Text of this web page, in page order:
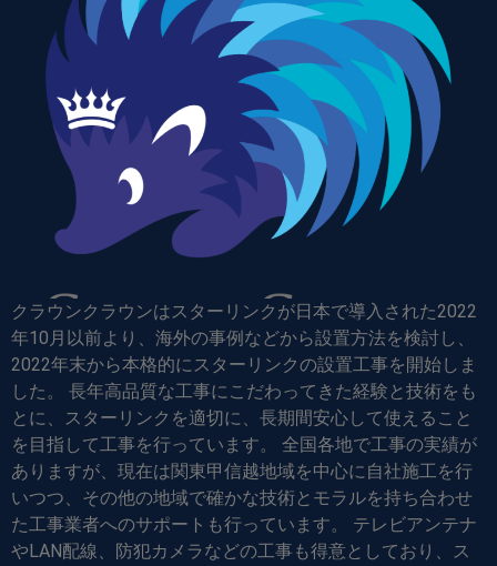
クラウンクラウンはスターリンクが日本で導入された2022
年10月以前より、海外の事例などから設置方法を検討し、
2022年末から本格的にスターリンクの設置工事を開始しま
した。 長年高品質な工事にこだわってきた経験と技術をも
とに、スターリンクを適切に、長期間安心して使えること
を目指して工事を行っています。 全国各地で工事の実績が
ありますが、現在は関東甲信越地域を中心に自社施工を行
いつつ、その他の地域で確かな技術とモラルを持ち合わせ
た工事業者へのサポートも行っています。 テレビアンテナ
やLAN配線、防犯カメラなどの工事も得意としており、ス